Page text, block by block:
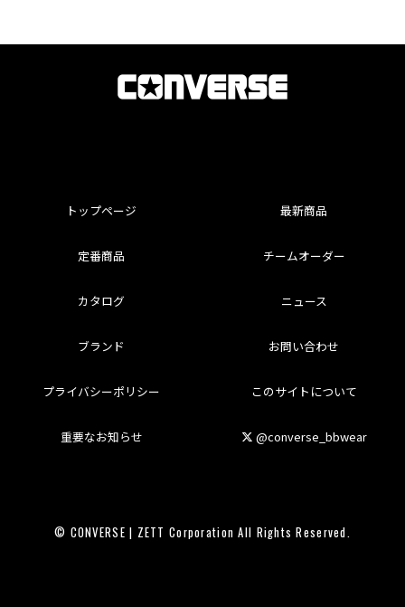
トップページ 最新商品
定番商品 チームオーダー
カタログ ニュース
ブランド お問い合わせ
プライバシーポリシー このサイトについて
重要なお知らせ @converse_bbwear
© CONVERSE | ZETT Corporation All Rights Reserved.